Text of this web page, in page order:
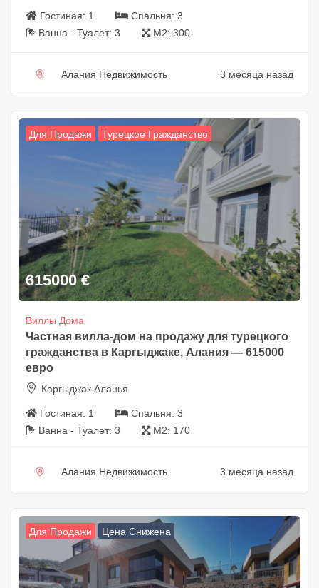
Гостиная: 1 Спальня: 3
Ванна - Туалет: 3 М2: 300
Алания Недвижимость 3 месяца назад
Для Продажи Турецкое Гражданство
615000 €
Виллы Дома
Частная вилла-дом на продажу для турецкого
гражданства в Каргыджаке, Алания — 615000
евро
Каргыджак Аланья
Гостиная: 1 Спальня: 3
Ванна - Туалет: 3 М2: 170
Алания Недвижимость 3 месяца назад
Для Продажи Цена Снижена